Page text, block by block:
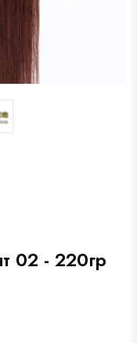
02 - 220гр